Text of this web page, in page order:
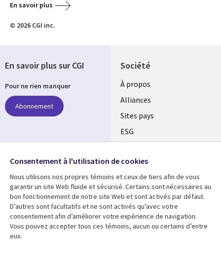
En savoir plus
© 2026 CGI inc.
Société
À propos
Alliances
Sites pays
ESG
Fusions
Salle de presse
Ressources
Articles
Support
En savoir plus sur CGI
Pour ne rien manquer
Abonnement
Suivez-nous
Social
Media
Global
FR
Consentement à l'utilisation de cookies
Nous utilisons nos propres témoins et ceux de tiers afin de vous
garantir un site Web fluide et sécurisé. Certains sont nécessaires au
bon fonctionnement de notre site Web et sont activés par défaut.
D’autres sont facultatifs et ne sont activés qu’avec votre
consentement afin d’améliorer votre expérience de navigation.
Vous pouvez accepter tous ces témoins, aucun ou certains d’entre
eux.